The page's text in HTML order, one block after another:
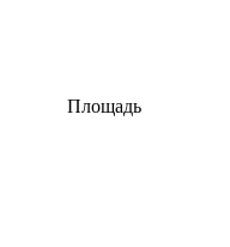
Площадь